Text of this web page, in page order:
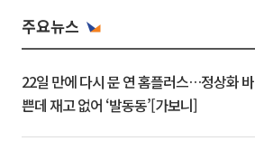
주요뉴스
22일 만에 다시 문 연 홈플러스…정상화 바
쁜데 재고 없어 ‘발동동’[가보니]